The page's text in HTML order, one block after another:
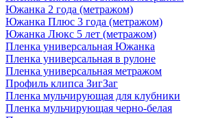
Южанка 2 года (метражом)
Южанка Плюс 3 года (метражом)
Южанка Люкс 5 лет (метражом)
Пленка универсальная Южанка
Пленка универсальная в рулоне
Пленка универсальная метражом
Профиль клипса ЗигЗаг
Пленка мульчирующая для клубники
Пленка мульчирующая черно-белая